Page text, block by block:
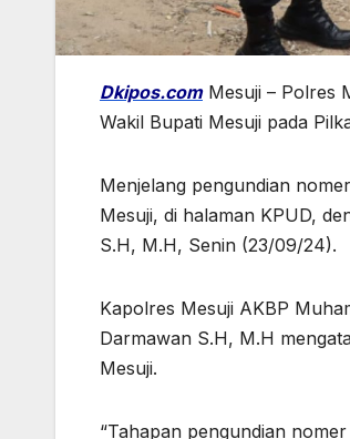
Dkipos.comMesuji – Polres
Wakil Bupati Mesuji pada
Menjelang pengundian
Mesuji, di halaman KPUD,
S.H, M.H, Senin (23/09/24).
Kapolres Mesuji AKBP
Darmawan S.H, M.H
Mesuji.
“Tahapan pengundian